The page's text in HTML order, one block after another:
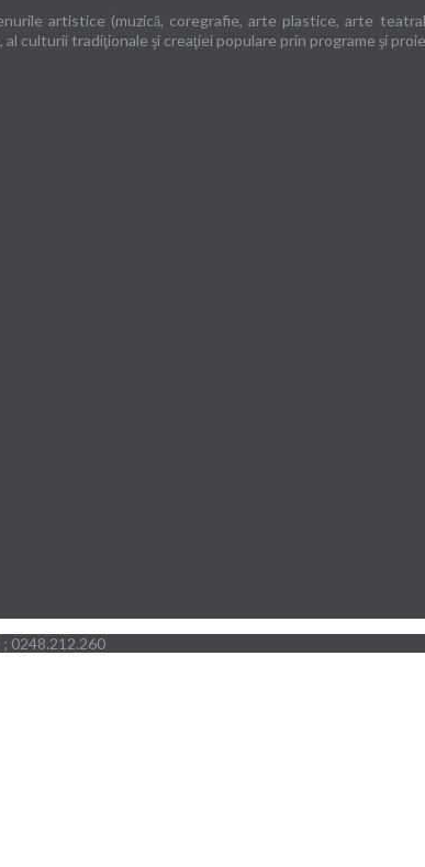
artistice (muzică, coregrafie, arte plastice, arte
culturii tradiţionale şi creaţiei populare prin programe şi
0248.212.260